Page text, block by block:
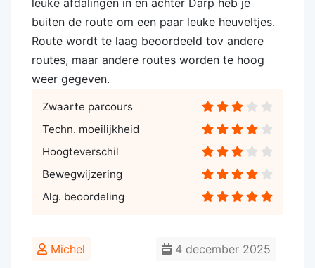
leuke afdalingen in en achter Darp heb je
buiten de route om een paar leuke heuveltjes.
Route wordt te laag beoordeeld tov andere
routes, maar andere routes worden te hoog
weer gegeven.
Zwaarte parcours
Techn. moeilijkheid
Hoogteverschil
Bewegwijzering
Alg. beoordeling
Michel 4 december 2025